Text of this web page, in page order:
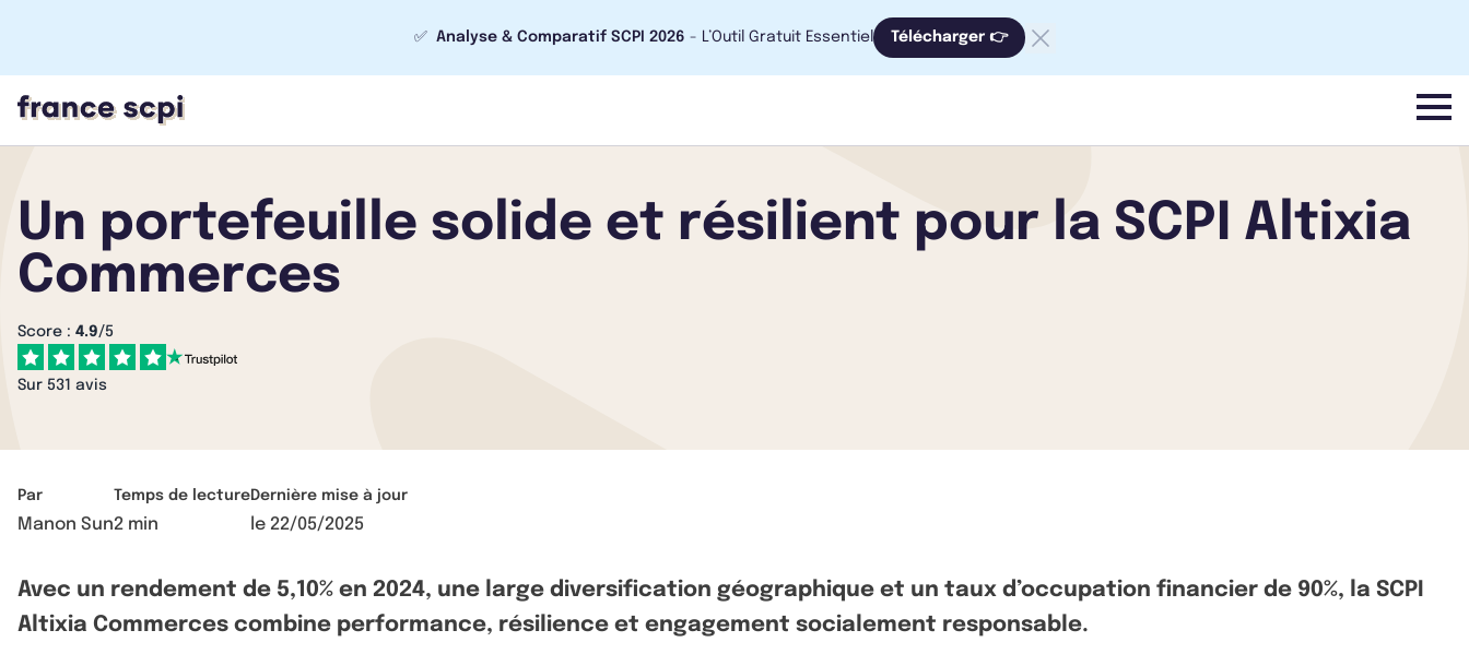
✅ Analyse & Comparatif SCPI 2026 - L’Outil Gratuit Essentiel Télécharger 👉
menu
Un portefeuille solide et résilient pour la SCPI Altixia
Commerces
Score : 4.9/5
Sur 531 avis
Par
Manon Sun
Temps de lecture
2 min
Dernière mise à jour
le 22/05/2025
Avec un rendement de 5,10% en 2024, une large diversification géographique et un taux d’occupation financier de 90%, la SCPI
Altixia Commerces combine performance, résilience et engagement socialement responsable.